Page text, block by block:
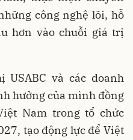
công nghệ lõi, hỗ
hơn vào chuỗi giá trị
và các doanh
hưởng của mình đồng
Nam trong tổ chức
tạo động lực để Việt